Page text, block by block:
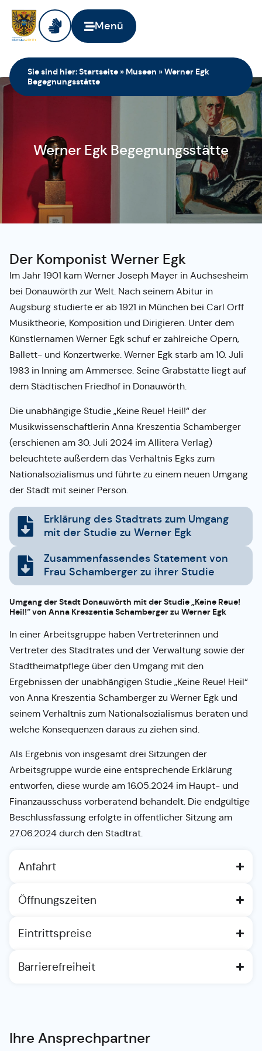
Menü
Sie sind hier:Startseite » Museen »Werner Egk
Begegnungsstätte
Werner Egk Begegnungsstätte
Der Komponist Werner Egk
Im Jahr 1901 kam Werner Joseph Mayer in Auchsesheim
bei Donauwörth zur Welt. Nach seinem Abitur in
Augsburg studierte er ab 1921 in München bei Carl Orff
Musiktheorie, Komposition und Dirigieren. Unter dem
Künstlernamen Werner Egk schuf er zahlreiche Opern,
Ballett- und Konzertwerke. Werner Egk starb am 10. Juli
1983 in Inning am Ammersee. Seine Grabstätte liegt auf
dem Städtischen Friedhof in Donauwörth.
Die unabhängige Studie „Keine Reue! Heil!“ der
Musikwissenschaftlerin Anna Kreszentia Schamberger
(erschienen am 30. Juli 2024 im Allitera Verlag)
beleuchtete außerdem das Verhältnis Egks zum
Nationalsozialismus und führte zu einem neuen Umgang
der Stadt mit seiner Person.
Erklärung des Stadtrats zum Umgang
mit der Studie zu Werner Egk
Zusammenfassendes Statement von
Frau Schamberger zu ihrer Studie
Umgang der Stadt Donauwörth mit der Studie „Keine Reue!
Heil!“ von Anna Kreszentia Schamberger zu Werner Egk
In einer Arbeitsgruppe haben Vertreterinnen und
Vertreter des Stadtrates und der Verwaltung sowie der
Stadtheimatpflege über den Umgang mit den
Ergebnissen der unabhängigen Studie „Keine Reue! Heil“
von Anna Kreszentia Schamberger zu Werner Egk und
seinem Verhältnis zum Nationalsozialismus beraten und
welche Konsequenzen daraus zu ziehen sind.
Als Ergebnis von insgesamt drei Sitzungen der
Arbeitsgruppe wurde eine entsprechende Erklärung
entworfen, diese wurde am 16.05.2024 im Haupt- und
Finanzausschuss vorberatend behandelt. Die endgültige
Beschlussfassung erfolgte in öffentlicher Sitzung am
27.06.2024 durch den Stadtrat.
Anfahrt
Öffnungszeiten
Eintrittspreise
Barrierefreiheit
Ihre Ansprechpartner